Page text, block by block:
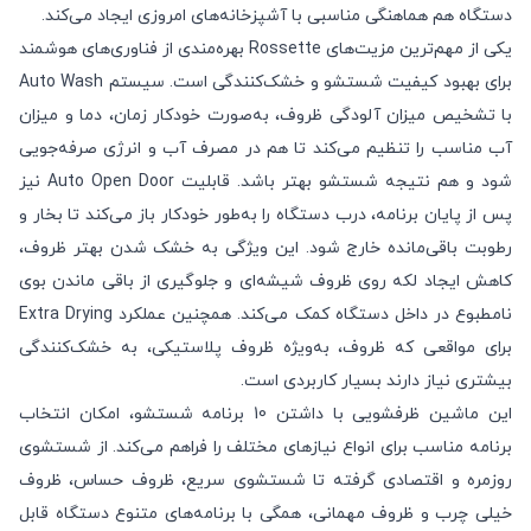
دستگاه هم هماهنگی مناسبی با آشپزخانه‌های امروزی ایجاد می‌کند.
یکی از مهم‌ترین مزیت‌های Rossette بهره‌مندی از فناوری‌های هوشمند
برای بهبود کیفیت شستشو و خشک‌کنندگی است. سیستم Auto Wash
با تشخیص میزان آلودگی ظروف، به‌صورت خودکار زمان، دما و میزان
آب مناسب را تنظیم می‌کند تا هم در مصرف آب و انرژی صرفه‌جویی
شود و هم نتیجه شستشو بهتر باشد. قابلیت Auto Open Door نیز
پس از پایان برنامه، درب دستگاه را به‌طور خودکار باز می‌کند تا بخار و
رطوبت باقی‌مانده خارج شود. این ویژگی به خشک شدن بهتر ظروف،
کاهش ایجاد لکه روی ظروف شیشه‌ای و جلوگیری از باقی ماندن بوی
نامطبوع در داخل دستگاه کمک می‌کند. همچنین عملکرد Extra Drying
برای مواقعی که ظروف، به‌ویژه ظروف پلاستیکی، به خشک‌کنندگی
بیشتری نیاز دارند بسیار کاربردی است.
این ماشین ظرفشویی با داشتن 10 برنامه شستشو، امکان انتخاب
برنامه مناسب برای انواع نیازهای مختلف را فراهم می‌کند. از شستشوی
روزمره و اقتصادی گرفته تا شستشوی سریع، ظروف حساس، ظروف
خیلی چرب و ظروف مهمانی، همگی با برنامه‌های متنوع دستگاه قابل